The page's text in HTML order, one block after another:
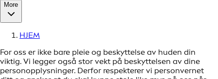
More
HJEM
For oss er ikke bare pleie og beskyttelse av huden din
viktig. Vi legger også stor vekt på beskyttelsen av dine
personopplysninger. Derfor respekterer vi personvernet